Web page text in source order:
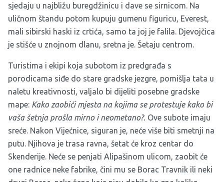
sjedaju u najbližu buregdžinicu i dave se sirnicom. Na
uličnom štandu potom kupuju gumenu figuricu, Everest,
mali sibirski haski iz crtića, samo ta joj je falila. Djevojčica
je stišće u znojnom dlanu, sretna je. Šetaju centrom.
Turistima i ekipi koja subotom iz predgrađa s
porodicama siđe do stare gradske jezgre, pomišlja tata u
naletu kreativnosti, valjalo bi dijeliti posebne gradske
mape: Kako zaobići mjesta na kojima se protestuje kako bi
vaša šetnja prošla mirno i neometano?. Ove subote imaju
sreće. Nakon Vijećnice, siguran je, neće više biti smetnji na
putu. Njihova je trasa ravna, šetat će kroz centar do
Skenderije. Neće se penjati Alipašinom ulicom, zaobit će
one radnice neke fabrike, čini mu se Borac Travnik ili neki